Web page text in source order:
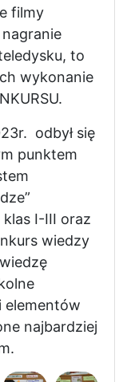
filmy
to
wykonanie
odbył się
punktem
I-III oraz
wiedzy
elementów
najbardziej